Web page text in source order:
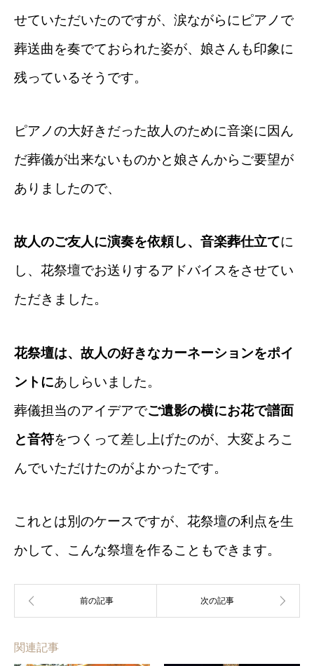
せていただいたのですが、 涙ながらにピアノで
葬送曲を奏でておられた姿が、娘さんも印象に
残っているそうです。
ピアノの大好きだった故人のために音楽に因ん
だ葬儀が出来ないものかと娘さんからご要望が
ありましたので、
故人のご友人に演奏を依頼し、音楽葬仕立てに
し、 花祭壇でお送りするアドバイスをさせてい
ただきました。
花祭壇は、故人の好きなカーネーションをポイ
ントにあしらいました。
葬儀担当のアイデアでご遺影の横にお花で譜面
と音符をつくって差し上げたのが、 大変よろこ
んでいただけたのがよかったです。
これとは別のケースですが、 花祭壇の利点を生
かして、こんな祭壇を作ることもできます。
関連記事